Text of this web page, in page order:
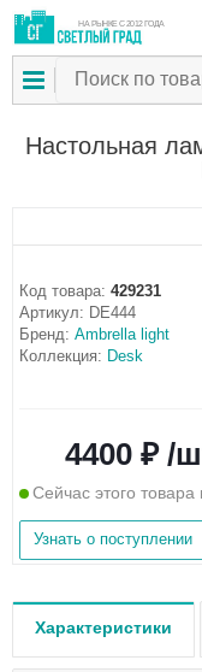
НА РЫНКЕ С 2012 ГОДА
Настольная
Код товара: 429231
Артикул: DE444
Бренд: Ambrella light
Коллекция: Desk
4400 ₽ /
Сейчас этого товара
Узнать о поступлении
Характеристики